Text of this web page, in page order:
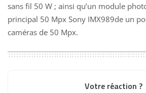
sans fil 50 W ; ainsi qu’un module
principal 50 Mpx Sony IMX989de un
caméras de 50 Mpx.
Votre réaction ?